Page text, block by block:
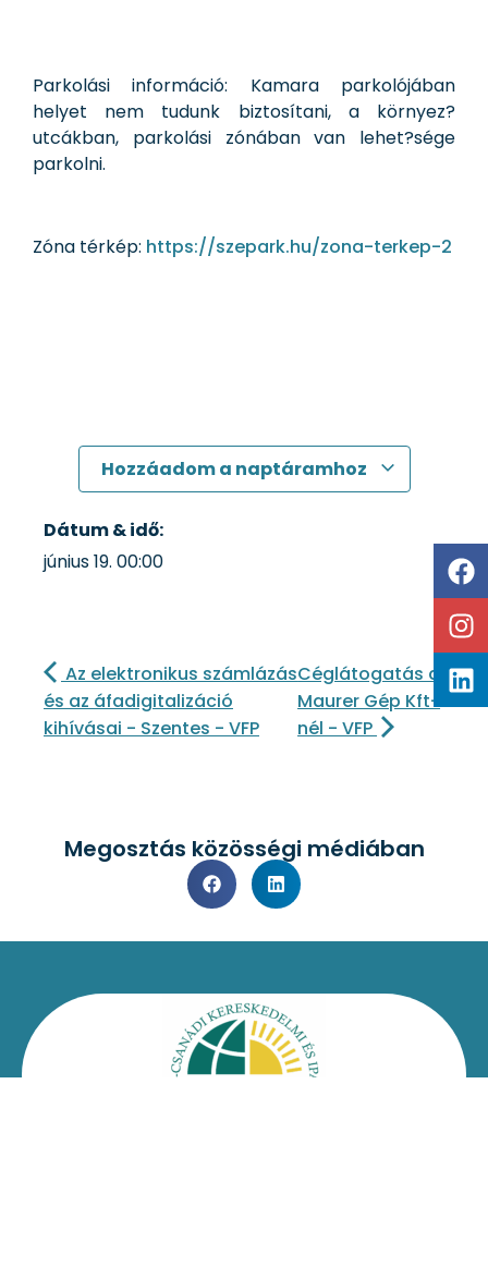
Parkolási információ: Kamara parkolójában
helyet nem tudunk biztosítani, a környez?
utcákban, parkolási zónában van lehet?sége
parkolni.
Zóna térkép: https://szepark.hu/zona-terkep-2
Hozzáadom a naptáramhoz
Dátum & idő:
június 19. 00:00
Az elektronikus számlázás
és az áfadigitalizáció
kihívásai - Szentes - VFP
Céglátogatás a
Maurer Gép Kft-
nél - VFP
Megosztás közösségi médiában